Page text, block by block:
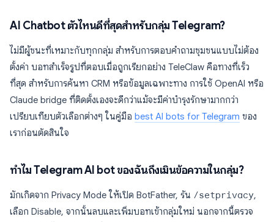
AI Chatbot ตัวไหนดีที่สุดสำหรับกลุ่ม Telegram?
ไม่มีผู้ชนะที่เหมาะกับทุกกลุ่ม สำหรับการตอบคำถามชุมชนแบบไม่ต้อง
ตั้งค่า บอทสำเร็จรูปที่ตอบเมื่อถูกเรียกอย่าง TeleClaw คือทางที่เร็ว
ที่สุด สำหรับการค้นหา CRM หรือข้อมูลเฉพาะทาง การใช้ OpenAI หรือ
Claude bridge ที่ติดตั้งเองจะดีกว่าแม้จะมีค่าบำรุงรักษามากกว่า
เปรียบเทียบตัวเลือกต่างๆ ในคู่มือ best AI bots for Telegram ของ
เราก่อนตัดสินใจ
ทำไม Telegram AI bot ของฉันถึงเมินข้อความในกลุ่ม?
มักเกิดจาก Privacy Mode ให้เปิด BotFather, รัน /setprivacy,
เลือก Disable, จากนั้นลบและเพิ่มบอทเข้ากลุ่มใหม่ นอกจากนี้ตรวจ